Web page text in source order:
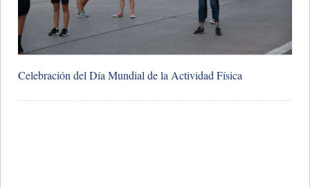
Celebración del Día Mundial de la Actividad Física